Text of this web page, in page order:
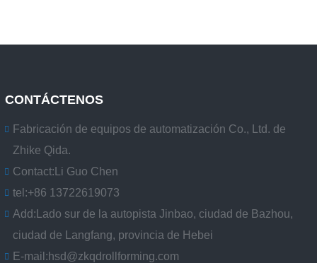
CONTÁCTENOS
Fabricación de equipos de automatización Co., Ltd. de
Zhike Qida.
Contact: Li Guo Chen
tel:+86 13722619073
Add: Lado sur de la autopista Jinbao, ciudad de Bazhou,
ciudad de Langfang, provincia de Hebei
E-mail: hsd@zkqdrollforming.com